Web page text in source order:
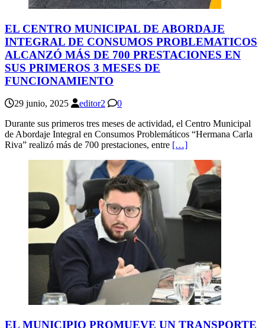
EL CENTRO MUNICIPAL DE ABORDAJE
INTEGRAL DE CONSUMOS PROBLEMATICOS
ALCANZÓ MÁS DE 700 PRESTACIONES EN
SUS PRIMEROS 3 MESES DE
FUNCIONAMIENTO
29 junio, 2025 editor2
0
Durante sus primeros tres meses de actividad, el Centro Municipal
de Abordaje Integral en Consumos Problemáticos “Hermana Carla
Riva” realizó más de 700 prestaciones, entre […]
EL MUNICIPIO PROMUEVE UN TRANSPORTE